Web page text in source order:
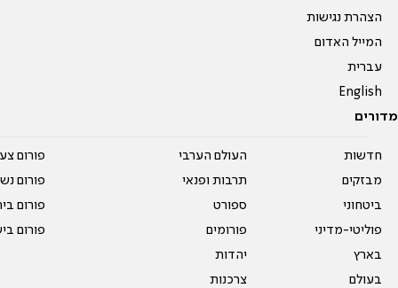
הצהרת נגישות
המייל האדום
עברית
English
מדורים
חדשות
מבזקים
ביטחוני
פוליטי-מדיני
בארץ
בעולם
העולם הערבי
תרבות ופנאי
ספורט
פורומים
יהדות
צרכנות
פורום
פורום
פורום
פורום